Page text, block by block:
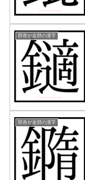
部首が金部の漢字
部首が金部の漢字